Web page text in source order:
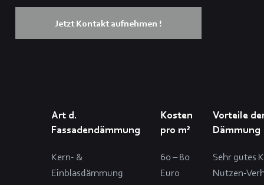
Jetzt Kontakt aufnehmen !
Art d.
Fassadendämmung
Kosten
pro m²
Vorteile
Dämmung
Kern- &
Einblasdämmung
60 – 80
Euro
Sehr gutes
Nutzen-